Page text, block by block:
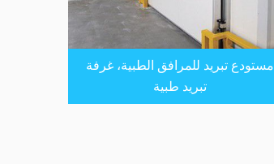
مستودع تبريد للمرافق الطبية، غرفة
تبريد طبية